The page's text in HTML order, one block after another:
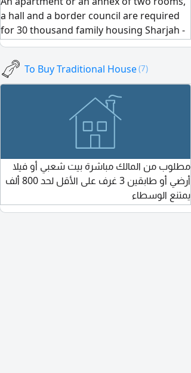
a hall and a border council are required
for 30 thousand family housing Sharjah -
Ajman - um Al Quwain
To Buy Traditional House(7)
مطلوب من المالك مباشرة بيت شعبي أو فيلا
أرضي أو طابقين 3 غرف على الأقل لحد 800 ألف
يمتنع الوسطاء